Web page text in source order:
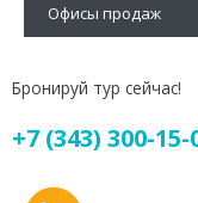
Офисы продаж
Бронируй тур сейчас!
+7 (343) 300-15-